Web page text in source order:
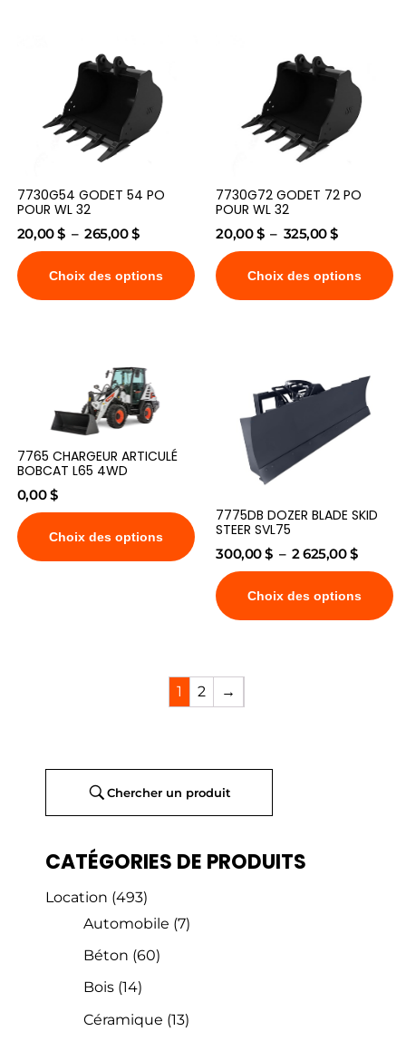
Chercher un produit
CATÉGORIES DE PRODUITS
Location (493)
Automobile (7)
Béton (60)
Bois (14)
Céramique (13)
7730G54 GODET 54 PO
POUR WL 32
20,00$ – 265,00$
Choix des options
7730G72 GODET 72 PO
POUR WL 32
20,00$ – 325,00$
Choix des options
7765 CHARGEUR ARTICULÉ
BOBCAT L65 4WD
0,00$
Choix des options
7775DB DOZER BLADE SKID
STEER SVL75
300,00$ – 2 625,00$
Choix des options
1 2 →